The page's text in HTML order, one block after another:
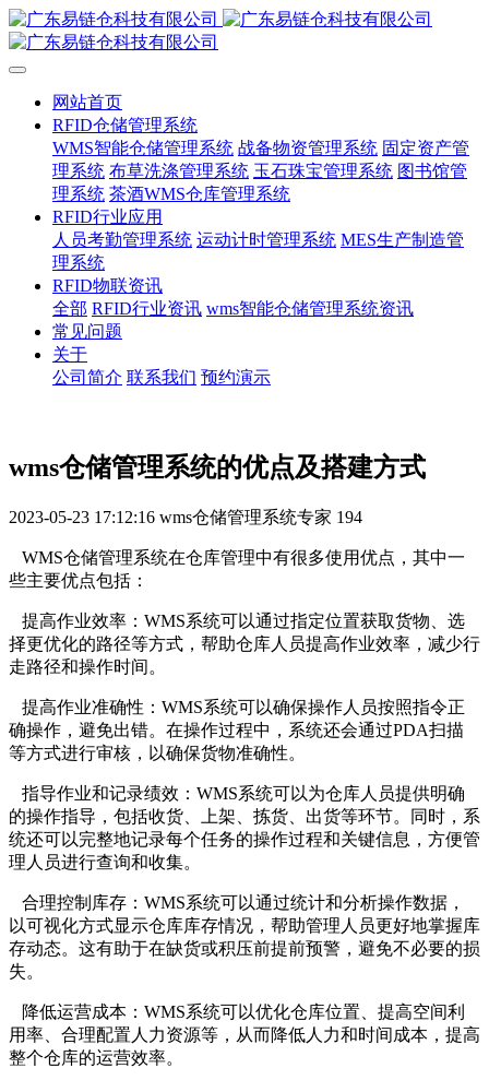
网站首页
RFID仓储管理系统
WMS智能仓储管理系统 战备物资管理系统 固定资产管
理系统 布草洗涤管理系统 玉石珠宝管理系统 图书馆管
理系统 茶酒WMS仓库管理系统
RFID行业应用
人员考勤管理系统 运动计时管理系统 MES生产制造管
理系统
RFID物联资讯
全部 RFID行业资讯 wms智能仓储管理系统资讯
常见问题
关于
公司简介 联系我们 预约演示
wms仓储管理系统的优点及搭建方式
2023-05-23 17:12:16 wms仓储管理系统专家 194
WMS仓储管理系统在仓库管理中有很多使用优点，其中一
些主要优点包括：
提高作业效率：WMS系统可以通过指定位置获取货物、选
择更优化的路径等方式，帮助仓库人员提高作业效率，减少行
走路径和操作时间。
提高作业准确性：WMS系统可以确保操作人员按照指令正
确操作，避免出错。在操作过程中，系统还会通过PDA扫描
等方式进行审核，以确保货物准确性。
指导作业和记录绩效：WMS系统可以为仓库人员提供明确
的操作指导，包括收货、上架、拣货、出货等环节。同时，系
统还可以完整地记录每个任务的操作过程和关键信息，方便管
理人员进行查询和收集。
合理控制库存：WMS系统可以通过统计和分析操作数据，
以可视化方式显示仓库库存情况，帮助管理人员更好地掌握库
存动态。这有助于在缺货或积压前提前预警，避免不必要的损
失。
降低运营成本：WMS系统可以优化仓库位置、提高空间利
用率、合理配置人力资源等，从而降低人力和时间成本，提高
整个仓库的运营效率。